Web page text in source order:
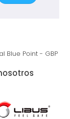
Blue Point - GBP